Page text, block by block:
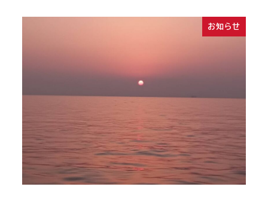
お知らせ